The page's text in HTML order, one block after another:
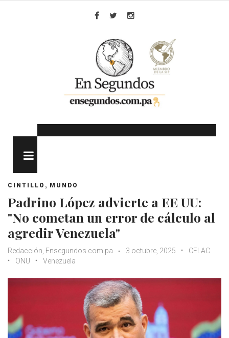
CINTILLO , MUNDO
Padrino López advierte a EE UU:
"No cometan un error de cálculo al
agredir Venezuela"
Redacción, Ensegundos.com.pa 3 octubre, 2025
CELAC
ONU
Venezuela